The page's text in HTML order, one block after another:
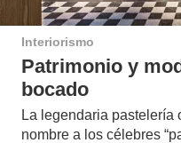
Interiorismo
Patrimonio y
bocado
La legendaria pastelería
nombre a los célebres